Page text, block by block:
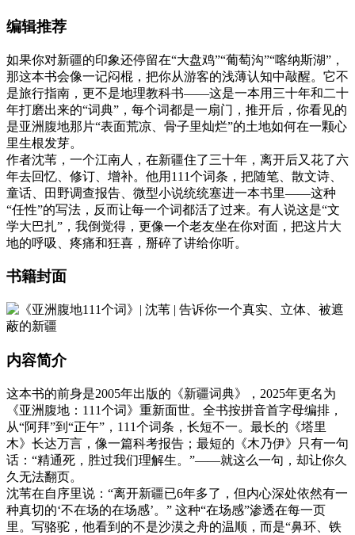
编辑推荐
如果你对新疆的印象还停留在“大盘鸡”“葡萄沟”“喀纳斯湖”，
那这本书会像一记闷棍，把你从游客的浅薄认知中敲醒。它不
是旅行指南，更不是地理教科书——这是一本用三十年和二十
年打磨出来的“词典”，每个词都是一扇门，推开后，你看见的
是亚洲腹地那片“表面荒凉、骨子里灿烂”的土地如何在一颗心
里生根发芽。
作者沈苇，一个江南人，在新疆住了三十年，离开后又花了六
年去回忆、修订、增补。他用111个词条，把随笔、散文诗、
童话、田野调查报告、微型小说统统塞进一本书里——这种
“任性”的写法，反而让每一个词都活了过来。有人说这是“文
学大巴扎”，我倒觉得，更像一个老友坐在你对面，把这片大
地的呼吸、疼痛和狂喜，掰碎了讲给你听。
书籍封面
内容简介
这本书的前身是2005年出版的《新疆词典》，2025年更名为
《亚洲腹地：111个词》重新面世。全书按拼音首字母编排，
从“阿拜”到“正午”，111个词条，长短不一。最长的《塔里
木》长达万言，像一篇科考报告；最短的《木乃伊》只有一句
话：“精通死，胜过我们理解生。”——就这么一句，却让你久
久无法翻页。
沈苇在自序里说：“离开新疆已6年多了，但内心深处依然有一
种真切的‘不在场的在场感’。” 这种“在场感”渗透在每一页
里。写骆驼，他看到的不是沙漠之舟的温顺，而是“鼻环、铁